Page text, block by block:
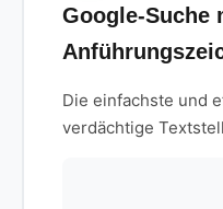
Google-Suche
Die einfachste und
verdächtige